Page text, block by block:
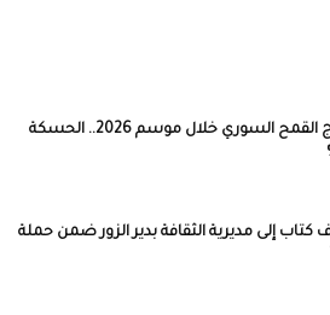
قفزة في إنتاج القمح السوري خلال موسم 2026.. الحسكة
4 آلاف كتاب إلى مديرية الثقافة بدير الزور ضمن حملة